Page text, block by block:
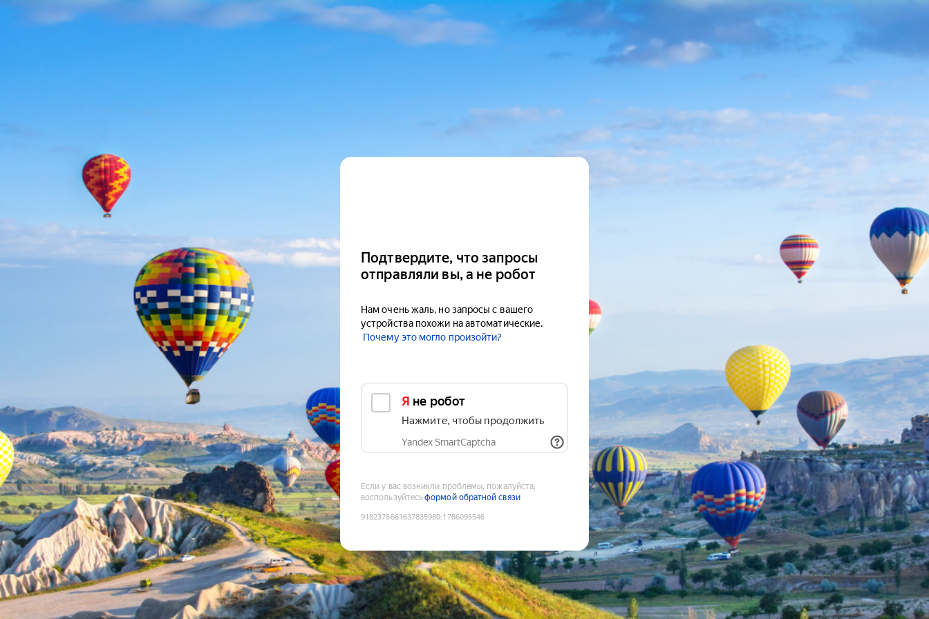
Подтвердите, что запросы
отправляли вы, а не робот
Нам очень жаль, но запросы с вашего
устройства похожи на автоматические.
Почему это могло произойти?
Я не робот
Нажмите, чтобы продолжить
Yandex SmartCaptcha
Если у вас возникли проблемы, пожалуйста,
воспользуйтесьформой обратной связи
9182378661637835980:1786095546